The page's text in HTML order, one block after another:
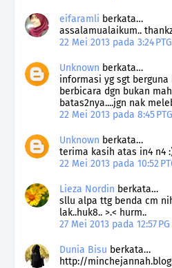
eifaramli berkata…
assalamualaikum..
22 Mei 2013 pada 3:24 PTG
Unknown berkata…
informasi yg sgt berguna
berbicara dgn bukan
batas2nya....jgn nak
22 Mei 2013 pada 8:45 PTG
Unknown berkata…
terima kasih atas in4 n4
22 Mei 2013 pada 10:52
Lieza Nordin berkata…
sllu alpa ttg benda cm
lak..huk8.. >.< hurm..
27 Mei 2013 pada 12:57 PG
Dunia Bisu berkata…
http://